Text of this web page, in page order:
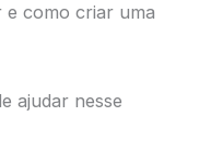
e como criar uma
ajudar nesse